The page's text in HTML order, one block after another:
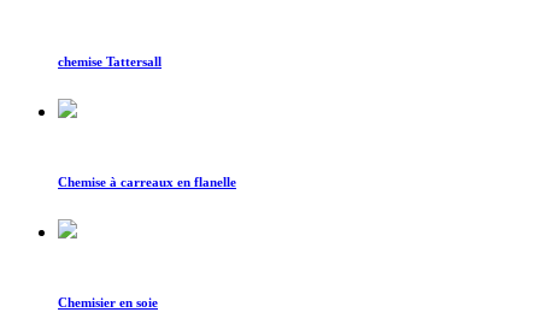
chemise Tattersall
Chemise à carreaux en flanelle
Chemisier en soie